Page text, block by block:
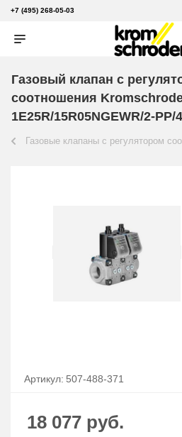
+7 (495) 268-05-03
Газовый клапан с
соотношения
1E25R/15R05NGEWR/2-PP/
Газовые клапаны с регулятором
Артикул: 507-488-371
18 077 руб.